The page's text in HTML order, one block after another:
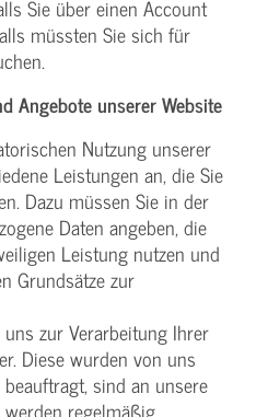
Sie über einen Account
müssten Sie sich für
Angebote unserer Website
Nutzung unserer
Leistungen an, die Sie
Dazu müssen Sie in der
Daten angeben, die
Leistung nutzen und
Grundsätze zur
zur Verarbeitung Ihrer
Diese wurden von uns
sind an unsere